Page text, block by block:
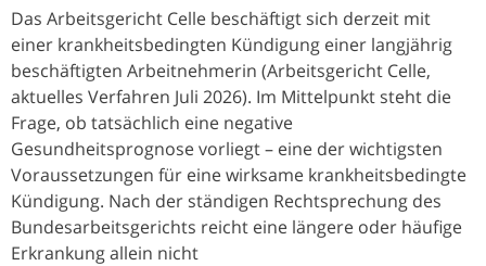
Das Arbeitsgericht Celle beschäftigt sich derzeit mit
einer krankheitsbedingten Kündigung einer langjährig
beschäftigten Arbeitnehmerin (Arbeitsgericht Celle,
aktuelles Verfahren Juli 2026). Im Mittelpunkt steht die
Frage, ob tatsächlich eine negative
Gesundheitsprognose vorliegt – eine der wichtigsten
Voraussetzungen für eine wirksame krankheitsbedingte
Kündigung. Nach der ständigen Rechtsprechung des
Bundesarbeitsgerichts reicht eine längere oder häufige
Erkrankung allein nicht